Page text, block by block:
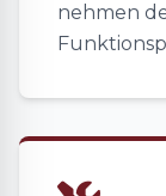
nehmen